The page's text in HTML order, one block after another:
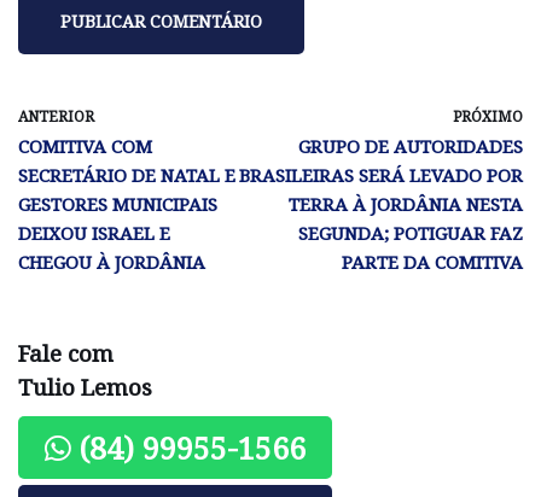
ANTERIOR
COMITIVA COM
SECRETÁRIO DE NATAL E
GESTORES MUNICIPAIS
DEIXOU ISRAEL E
CHEGOU À JORDÂNIA
PRÓXIMO
GRUPO DE AUTORIDADES
BRASILEIRAS SERÁ LEVADO POR
TERRA À JORDÂNIA NESTA
SEGUNDA; POTIGUAR FAZ
PARTE DA COMITIVA
Fale com
Tulio Lemos
(84) 99955-1566